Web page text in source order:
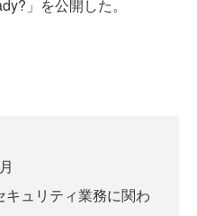
」を公開した。
ュリティ業務に関わ